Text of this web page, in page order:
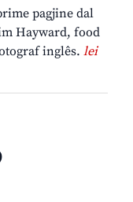
pagjine dal
Hayward, food
inglês. lei